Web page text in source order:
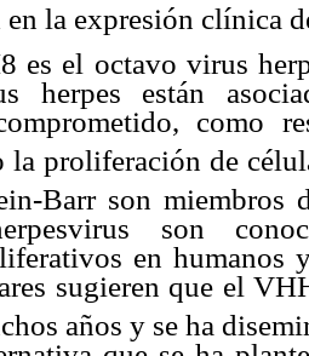
en la expresión clínica
es el octavo virus
herpes están
como
la proliferación de
Barr son miembros
son
en humanos
sugieren que el
años y se ha